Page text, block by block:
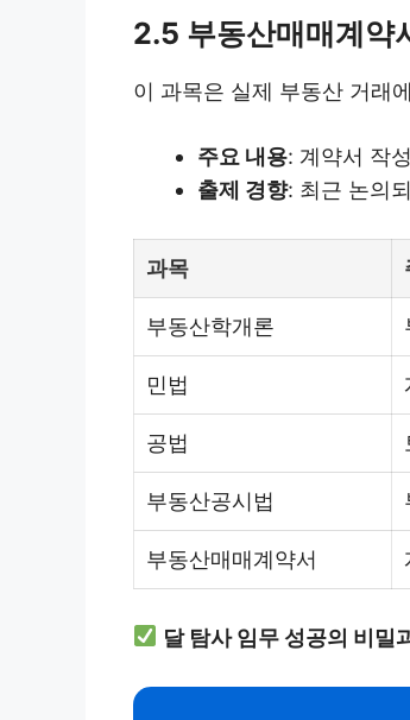
2.5 부동산매매계약
이 과목은 실제 부동산 거래
주요 내용: 계약서 작
출제 경향: 최근 논의
과목
부동산학개론
민법
공법
부동산공시법
부동산매매계약서
달 탐사 임무 성공의 비밀